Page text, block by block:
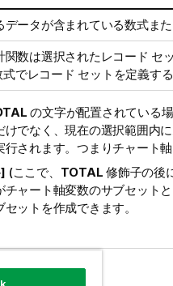
ータが含まれている数式また
関数は選択されたレコード セ
でレコード セットを定義する
の文字が配置されている
けでなく、現在の選択範囲内
されます。つまりチャート軸
(ここで、 TOTAL 修飾子の後
ャート軸変数のサブセット
ットを作成できます。